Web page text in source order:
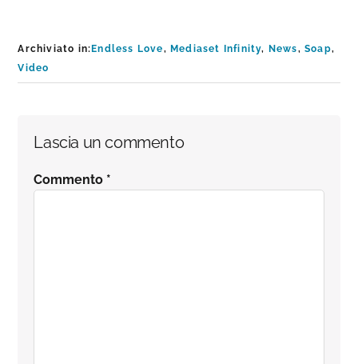
Archiviato in: Endless Love, Mediaset Infinity, News,Soap,
Video
Interazioni
del
Lascia un commento
Commento *